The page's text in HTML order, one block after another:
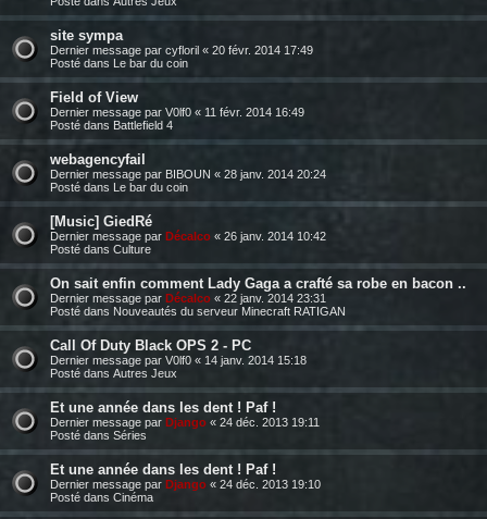
site sympa
Dernier message par cyfloril « 20 févr. 2014 17:49
Posté dans Le bar du coin
Field of View
Dernier message par V0lf0 « 11 févr. 2014 16:49
Posté dans Battlefield 4
webagencyfail
Dernier message par BIBOUN « 28 janv. 2014 20:24
Posté dans Le bar du coin
[Music] GiedRé
Dernier message par Décalco « 26 janv. 2014 10:42
Posté dans Culture
On sait enfin comment Lady Gaga a crafté sa robe en bacon ..
Dernier message par Décalco « 22 janv. 2014 23:31
Posté dans Nouveautés du serveur Minecraft RATIGAN
Call Of Duty Black OPS 2 - PC
Dernier message par V0lf0 « 14 janv. 2014 15:18
Posté dans Autres Jeux
Et une année dans les dent ! Paf !
Dernier message par Django « 24 déc. 2013 19:11
Posté dans Séries
Et une année dans les dent ! Paf !
Dernier message par Django « 24 déc. 2013 19:10
Posté dans Cinéma